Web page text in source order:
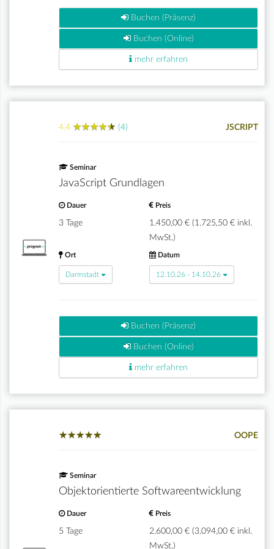
Buchen (Präsenz)
Buchen (Online)
mehr erfahren
4.4 ★★★★★
★★★★★ (4) JSCRIPT
Seminar
JavaScript Grundlagen
Dauer
3 Tage
Preis
1.450,00 € (1.725,50 € inkl.
MwSt.)
Ort
Darmstadt
Datum
12.10.26 - 14.10.26
Buchen (Präsenz)
Buchen (Online)
mehr erfahren
★★★★★
★★★★★ OOPE
Seminar
Objektorientierte Softwareentwicklung
Dauer
5 Tage
Preis
2.600,00 € (3.094,00 € inkl.
MwSt.)